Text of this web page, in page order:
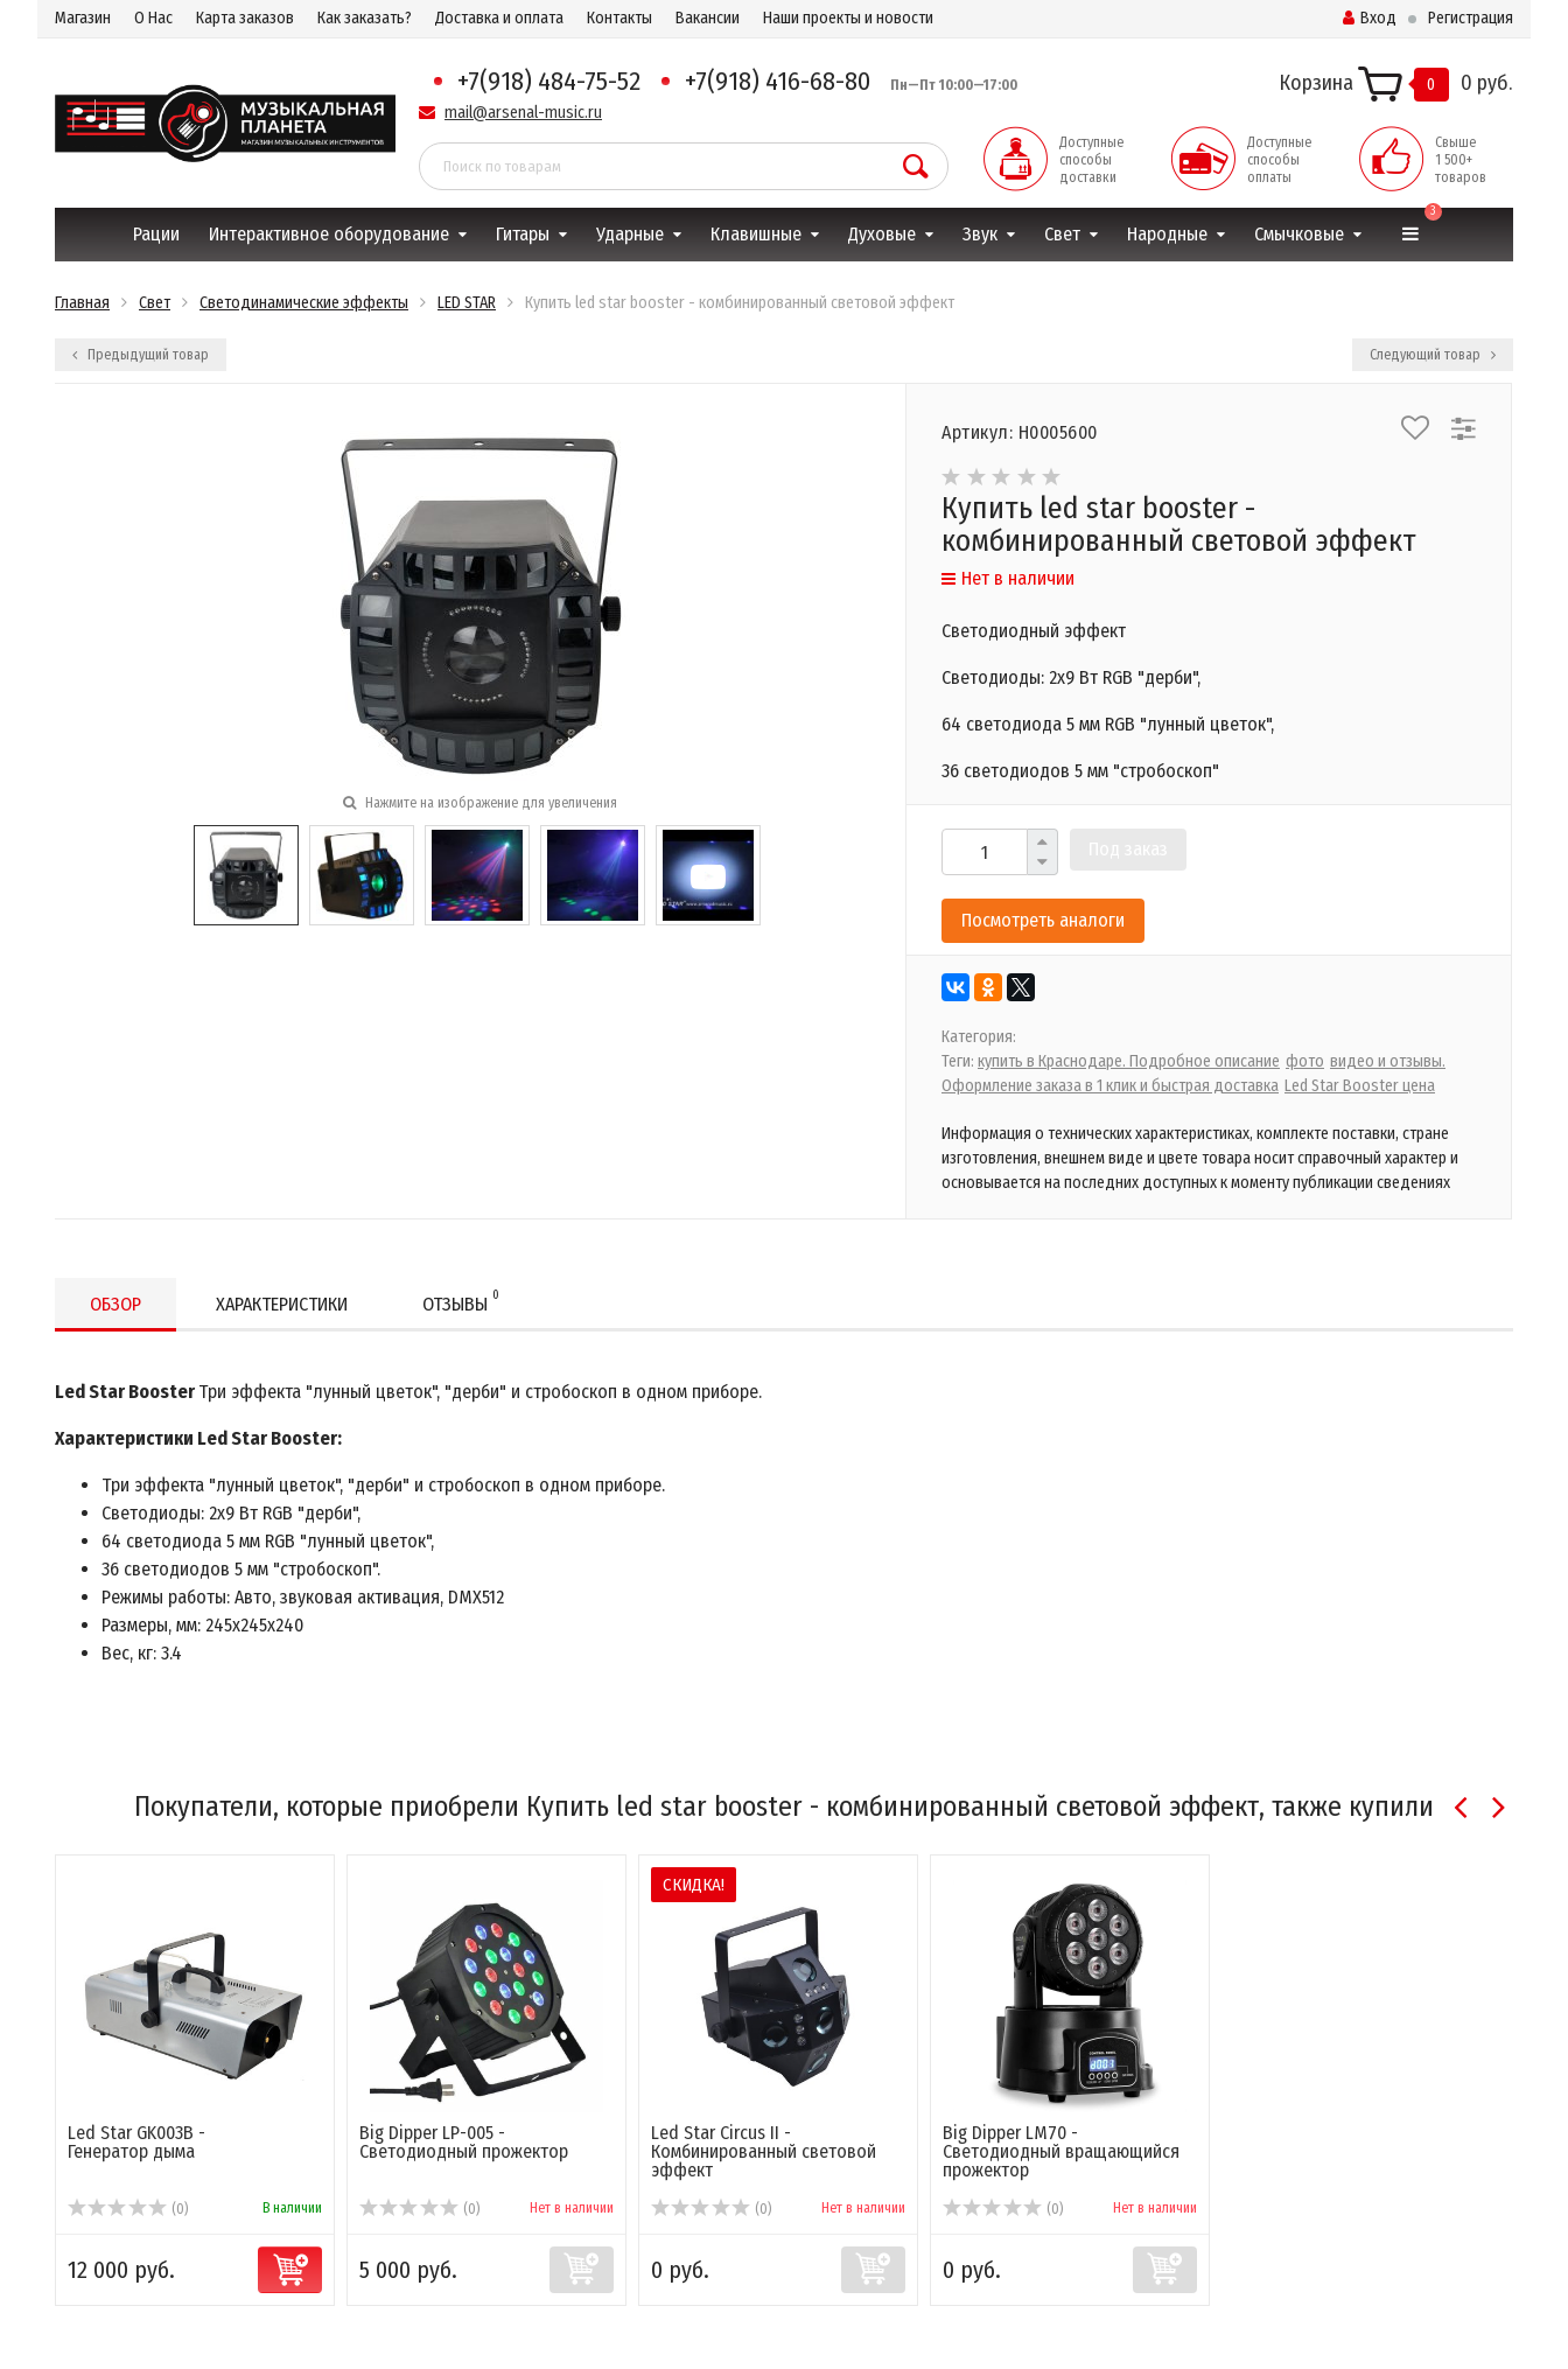
Магазин О Нас Карта заказов Как заказать? Доставка и оплата Контакты Вакансии Наши проекты и новости Вход Регистрация
+7(918) 484-75-52 +7(918) 416-68-80 Пн—Пт 10:00—17:00
mail@arsenal-music.ru
Корзина 0 0 руб.
Доступные
способы
доставки
Доступные
способы
оплаты
Свыше
1 500+
товаров
Рации Интерактивное оборудование Гитары Ударные Клавишные Духовые Звук Свет Народные Смычковые
3
Главная Свет Светодинамические эффекты LED STAR Купить led star booster - комбинированный световой эффект
Предыдущий товар Следующий товар
Нажмите на изображение для увеличения
Артикул: Н0005600
Купить led star booster -
комбинированный световой эффект
Нет в наличии
Светодиодный эффект
Светодиоды: 2х9 Вт RGB "дерби",
64 светодиода 5 мм RGB "лунный цветок",
36 светодиодов 5 мм "стробоскоп"
Посмотреть аналоги
Категория:
Теги: купить в Краснодаре. Подробное описание фото видео и отзывы.
Оформление заказа в 1 клик и быстрая доставка Led Star Booster цена
Информация о технических характеристиках, комплекте поставки, стране
изготовления, внешнем виде и цвете товара носит справочный характер и
основывается на последних доступных к моменту публикации сведениях
ОБЗОР ХАРАКТЕРИСТИКИ ОТЗЫВЫ 0
Led Star Booster Три эффекта "лунный цветок", "дерби" и стробоскоп в одном приборе.
Характеристики Led Star Booster:
Три эффекта "лунный цветок", "дерби" и стробоскоп в одном приборе.
Светодиоды: 2х9 Вт RGB "дерби",
64 светодиода 5 мм RGB "лунный цветок",
36 светодиодов 5 мм "стробоскоп".
Режимы работы: Авто, звуковая активация, DMX512
Размеры, мм: 245x245x240
Вес, кг: 3.4
Покупатели, которые приобрели Купить led star booster - комбинированный световой эффект, также купили
Led Star GK003B -
Генератор дыма
(0) В наличии
12 000 руб.
Big Dipper LP-005 -
Светодиодный прожектор
(0) Нет в наличии
5 000 руб.
СКИДКА!
Led Star Circus II -
Комбинированный световой
эффект
(0) Нет в наличии
0 руб.
Big Dipper LM70 -
Светодиодный вращающийся
прожектор
(0) Нет в наличии
0 руб.